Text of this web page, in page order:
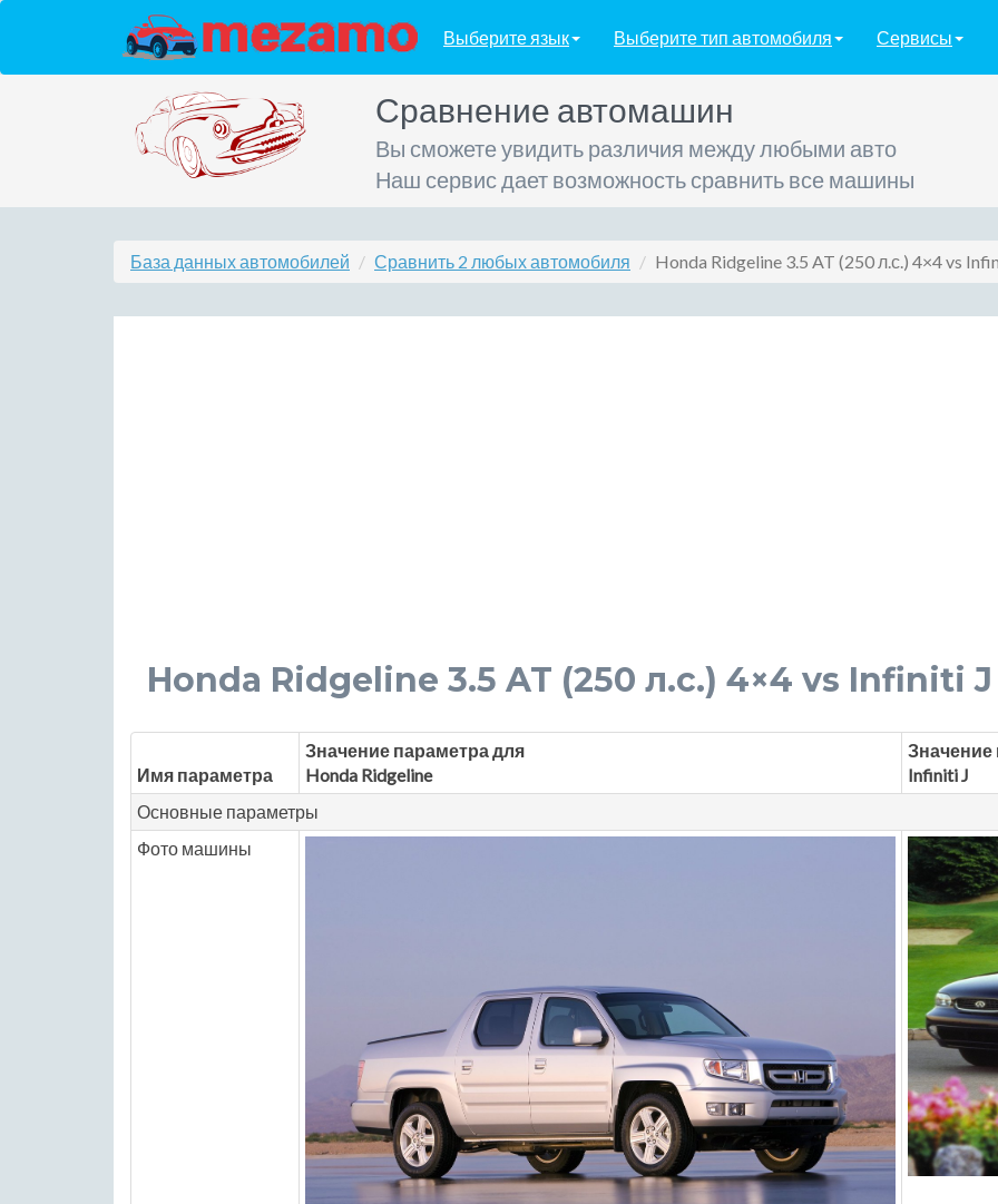
Выберите язык Выберите тип автомобиля Сервисы
Сравнение автомашин
Вы сможете увидить различия между любыми авто
Наш сервис дает возможность сравнить все машины
База данных автомобилей Сравнить 2 любых автомобиля Honda Ridgeline 3.5 AT (250 л.с.) 4×4 vs
Honda Ridgeline 3.5 AT (250 л.с.) 4×4 vs Infiniti J
Имя параметра
Значение параметра для
Honda Ridgeline
Значение
Infiniti J
Основные параметры
Фото машины